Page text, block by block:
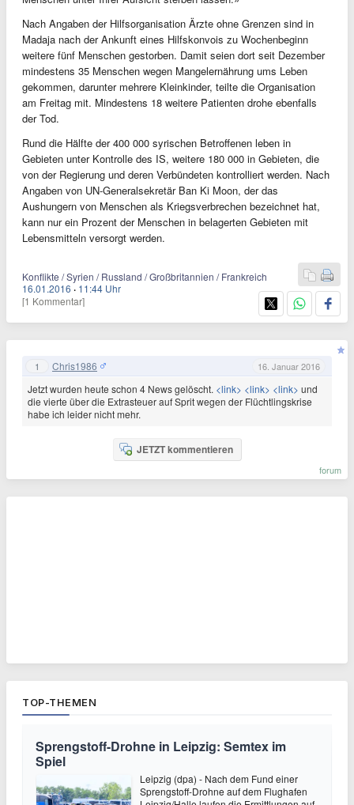
Nach Angaben der Hilfsorganisation Ärzte ohne Grenzen sind in
Madaja nach der Ankunft eines Hilfskonvois zu Wochenbeginn
weitere fünf Menschen gestorben. Damit seien dort seit Dezember
mindestens 35 Menschen wegen Mangelernährung ums Leben
gekommen, darunter mehrere Kleinkinder, teilte die Organisation
am Freitag mit. Mindestens 18 weitere Patienten drohe ebenfalls
der Tod.
Rund die Hälfte der 400 000 syrischen Betroffenen leben in
Gebieten unter Kontrolle des IS, weitere 180 000 in Gebieten, die
von der Regierung und deren Verbündeten kontrolliert werden. Nach
Angaben von UN-Generalsekretär Ban Ki Moon, der das
Aushungern von Menschen als Kriegsverbrechen bezeichnet hat,
kann nur ein Prozent der Menschen in belagerten Gebieten mit
Lebensmitteln versorgt werden.
Konflikte / Syrien / Russland / Großbritannien / Frankreich
16.01.2016 · 11:44 Uhr
[1 Kommentar]
1 Chris1986 16. Januar 2016
Jetzt wurden heute schon 4 News gelöscht. <link> <link> <link> und
die vierte über die Extrasteuer auf Sprit wegen der Flüchtlingskrise
habe ich leider nicht mehr.
JETZT kommentieren
forum
TOP-THEMEN
Sprengstoff-Drohne in Leipzig: Semtex im
Spiel
Leipzig (dpa) - Nach dem Fund einer
Sprengstoff-Drohne auf dem Flughafen